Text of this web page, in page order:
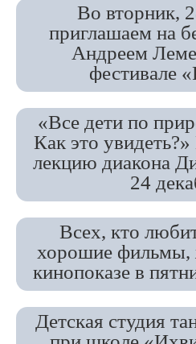
Во вторник,
приглашаем на
Андреем
фестивале
«Все дети по
Как это
лекцию диакона
24
Всех, кто
хорошие фильмы,
кинопоказе в
Детская студия